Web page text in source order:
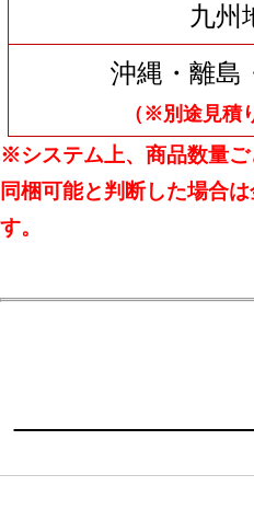
九州
沖縄・離島
（※別途見積
※システム上、商品数量
同梱可能と判断した場合
す。